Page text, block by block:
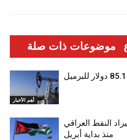
موضوعات ذات صلة
أهم الأخبار
النفط العراقي
منذ بداية أبريل